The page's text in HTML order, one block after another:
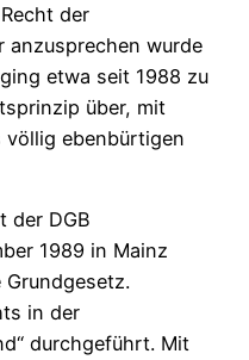
der
anzusprechen wurde
etwa seit 1988 zu
über, mit
völlig ebenbürtigen
der DGB
1989 in Mainz
in der
durchgeführt. Mit